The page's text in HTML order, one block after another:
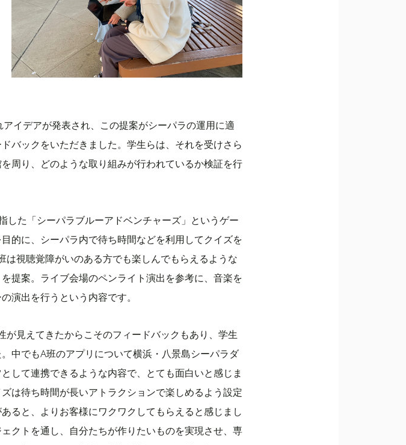
イデアが発表され、この提案がシーパラの運用に適
バックをいただきました。学生らは、それを受けさら
周り、どのような取り組みが行われているか検証を行
た「シーパラブルーアドベンチャーズ」というゲー
的に、シーパラ内で待ち時間などを利用してクイズを
視聴覚障がいのある方でも楽しんでもらえるような
を提案。ライブ会場のペンライト演出を参考に、音楽を
演出を行うという内容です。
見えてきたからこそのフィードバックもあり、学生
中でもA班のアプリについて横浜・八景島シーパラダ
して連携できるような内容で、とても面白いと感じま
は待ち時間が長いアトラクションで楽しめるよう設定
ると、よりお客様にワクワクしてもらえると感じまし
クトを通し、自分たちが作りたいものを実現させ、専